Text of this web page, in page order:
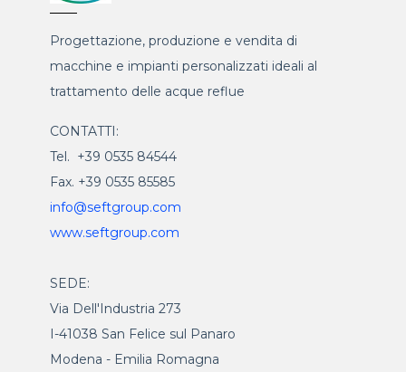
Progettazione, produzione e vendita di
macchine e impianti personalizzati ideali al
trattamento delle acque reflue
CONTATTI:
Tel. +39 0535 84544
Fax. +39 0535 85585
info@seftgroup.com
www.seftgroup.com
SEDE:
Via Dell'Industria 273
I-41038 San Felice sul Panaro
Modena - Emilia Romagna